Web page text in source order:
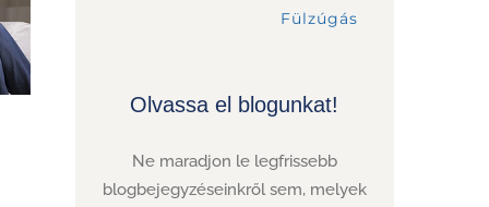
Fülzúgás
Olvassa el blogunkat!
Ne maradjon le legfrissebb
blogbejegyzéseinkről sem, melyek